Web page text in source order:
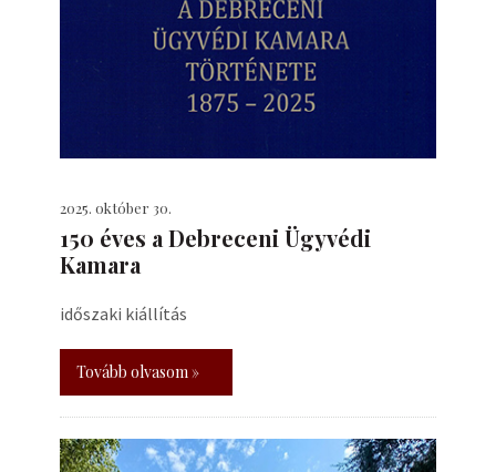
2025. október 30.
150 éves a Debreceni Ügyvédi
Kamara
időszaki kiállítás
Tovább olvasom »